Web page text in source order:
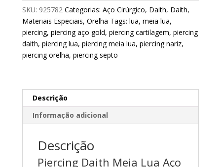
SKU: 925782 Categorias: Aço Cirúrgico, Daith, Daith,
Materiais Especiais, Orelha Tags: lua, meia lua,
piercing, piercing aço gold, piercing cartilagem, piercing
daith, piercing lua, piercing meia lua, piercing nariz,
piercing orelha, piercing septo
Descrição
Informação adicional
Descrição
Piercing Daith Meia Lua Aço